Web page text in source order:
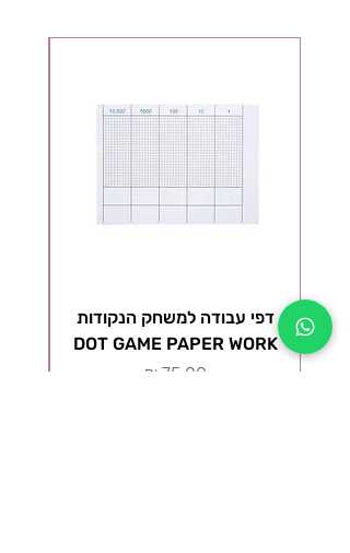
דפי עבודה למשחק הנקודות
DOT GAME PAPER WORK
מחיר